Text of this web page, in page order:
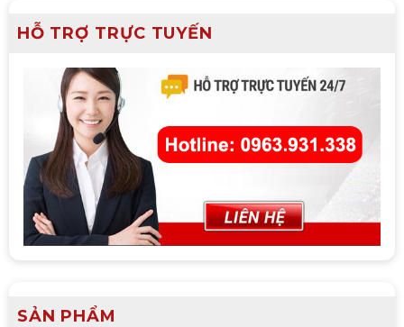
HỖ TRỢ TRỰC TUYẾN
SẢN PHẨM